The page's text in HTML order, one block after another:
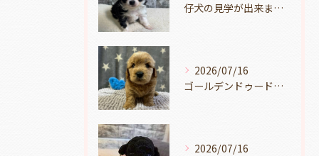
仔犬の見学が出来ます🐶岐阜県養老町のブリーダーワンダフルパピーです。
2026/07/16
ゴールデンドゥードルの仔犬の見学が出来ます🐶🐶🐶岐阜県養老町のブリーダーワンダフルパピーです。
2026/07/16